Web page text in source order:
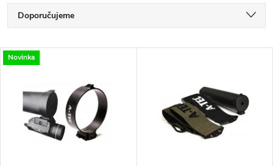
Ř
a
Doporučujeme
Nejdražší
Nejprodávanější
Abecedně
V
Novinka